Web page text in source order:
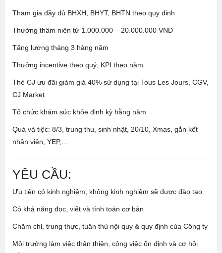
Tham gia đầy đủ BHXH, BHYT, BHTN theo quy định
Thưởng thâm niên từ 1.000.000 – 20.000.000 VNĐ
Tăng lương tháng 3 hàng năm
Thưởng incentive theo quý, KPI theo năm
Thẻ CJ ưu đãi giảm giá 40% sử dụng tại Tous Les Jours, CGV,
CJ Market
Tổ chức khám sức khỏe định kỳ hằng năm
Quà và tiệc: 8/3, trung thu, sinh nhật, 20/10, Xmas, gắn kết
nhân viên, YEP,…
YÊU CẦU:
Ưu tiên có kinh nghiệm, không kinh nghiệm sẽ được đào tạo
Có khả năng đọc, viết và tính toán cơ bản
Chăm chỉ, trung thực, tuân thủ nội quy & quy định của Công ty
Môi trường làm việc thân thiện, công việc ổn định và cơ hội